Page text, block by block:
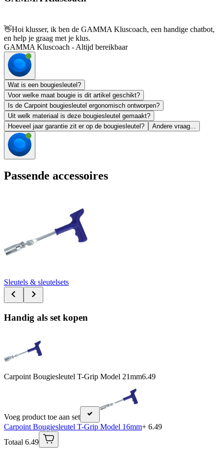
👋Hoi klusser, ik ben de GAMMA Kluscoach, een handige chatbot,
en help je graag met je klus.
GAMMA Kluscoach - Altijd bereikbaar
Wat is een bougiesleutel?
Voor welke maat bougie is dit artikel geschikt?
Is de Carpoint bougiesleutel ergonomisch ontworpen?
Uit welk materiaal is deze bougiesleutel gemaakt?
Hoeveel jaar garantie zit er op de bougiesleutel?
Andere vraag...
Passende accessoires
Sleutels & sleutelsets
Handig als set kopen
Carpoint Bougiesleutel T-Grip Model 21mm6.49
Voeg product toe aan set
Carpoint Bougiesleutel T-Grip Model 16mm+ 6.49
Totaal 6.49